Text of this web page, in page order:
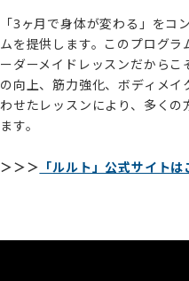
「3ヶ月で身体が変わる」をコ
ムを提供します。このプログ
ーダーメイドレッスンだから
の向上、筋力強化、ボディメ
わせたレッスンにより、多く
ます。
＞＞＞ 「ルルト」公式サイトは